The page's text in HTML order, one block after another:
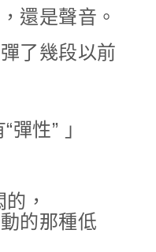
還是聲音。
了幾段以前
彈性” 」
，
的那種低